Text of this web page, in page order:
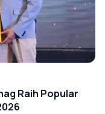
Raih Popular